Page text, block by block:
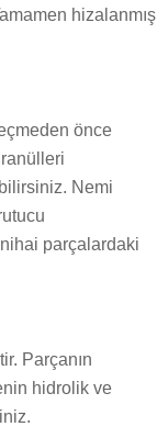
hizalanmış
önce
Nemi
parçalardaki
Parçanın
hidrolik ve